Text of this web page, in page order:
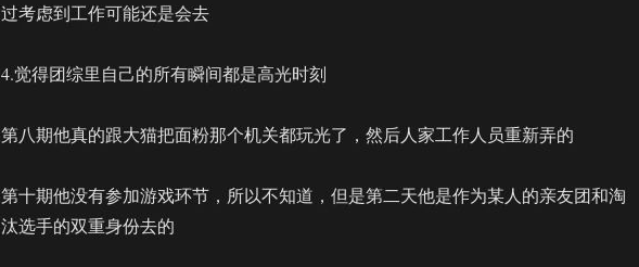
过考虑到工作可能还是会去
4.觉得团综里自己的所有瞬间都是高光时刻
第八期他真的跟大猫把面粉那个机关都玩光了，然后人家工作人员重新弄的
第十期他没有参加游戏环节，所以不知道，但是第二天他是作为某人的亲友团和淘
汰选手的双重身份去的